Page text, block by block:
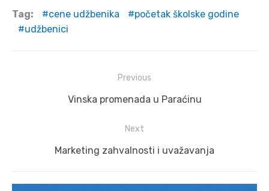
Tag: cene udžbenika
početak školske godine
udžbenici
navigation
Previous
Previous
Vinska promenada u Paraćinu
Next
Next
Marketing zahvalnosti i uvažavanja